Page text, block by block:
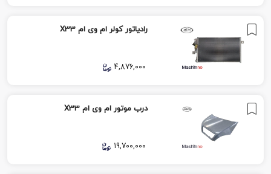
رادیاتور کولر ام وی ام X33
4,876,000
درب موتور ام وی ام X33
19,700,000